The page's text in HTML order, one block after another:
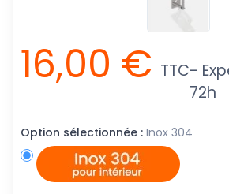
16,00 € TTC-
72h
Option sélectionnée : Inox 304